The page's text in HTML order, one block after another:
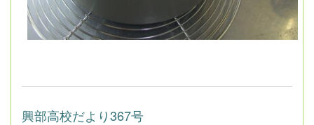
興部高校だより367号